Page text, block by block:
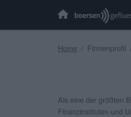
Home Firmenprofil
Als eine der größten
Finanzinstituten und